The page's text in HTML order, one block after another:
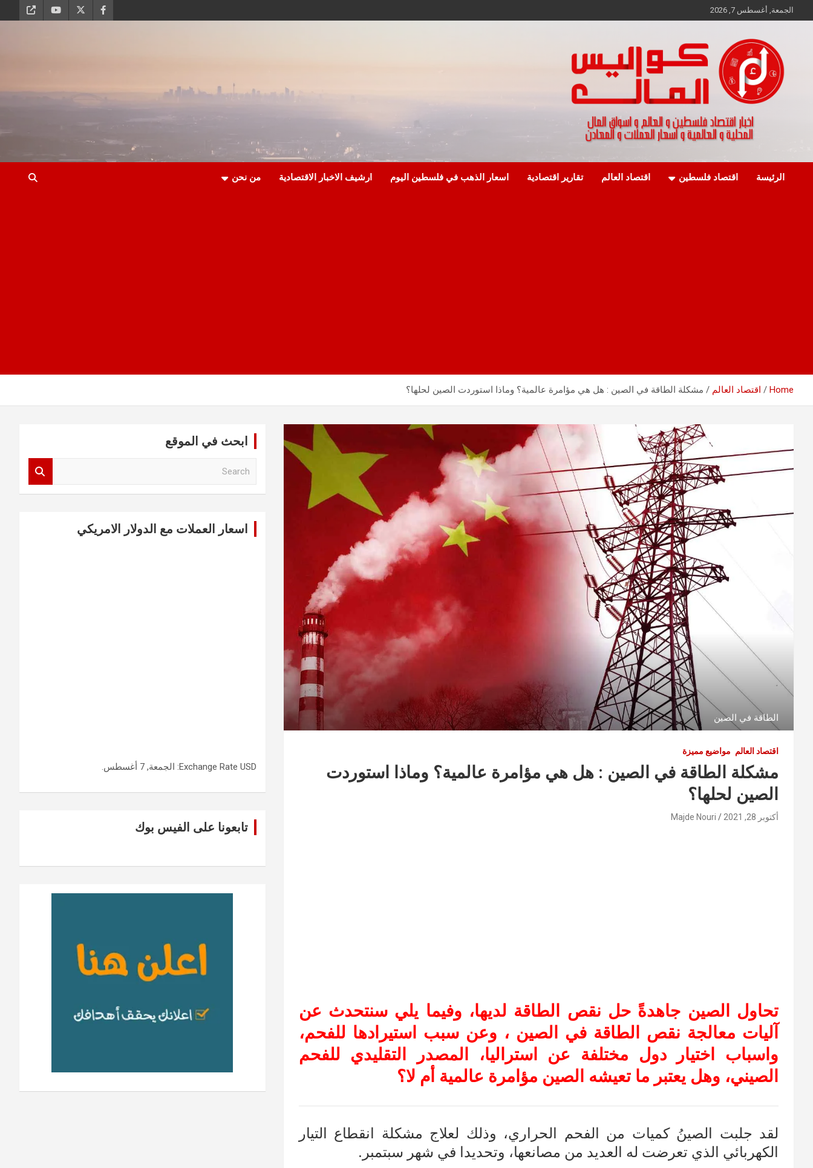
to
الجمعة, أغسطس 7, 2026
كواليس المال
الرئيسة اقتصاد فلسطين اقتصاد العالم تقارير اقتصادية اسعار الذهب في فلسطين اليوم ارشيف الاخبار الاقتصادية من نحن
Home اقتصاد العالم مشكلة الطاقة في الصين : هل هي مؤامرة عالمية؟ وماذا استوردت الصين لحلها؟
الطاقة في الصين
اقتصاد العالم مواضيع مميزة
مشكلة الطاقة في الصين : هل هي مؤامرة عالمية؟ وماذا استوردت
الصين لحلها؟
أكتوبر 28, 2021 Majde Nouri
تحاول الصين جاهدةً حل نقص الطاقة لديها، وفيما يلي سنتحدث عن
آليات معالجة نقص الطاقة في الصين ، وعن سبب استيرادها للفحم،
واسباب اختيار دول مختلفة عن استراليا، المصدر التقليدي للفحم
الصيني، وهل يعتبر ما تعيشه الصين مؤامرة عالمية أم لا؟
لقد جلبت الصينُ كميات من الفحم الحراري، وذلك لعلاج مشكلة انقطاع التيار
الكهربائي الذي تعرضت له العديد من مصانعها، وتحديدا في شهر سبتمبر.
ابحث في الموقع
اسعار العملات مع الدولار الامريكي
Exchange Rate USD : الجمعة, 7 أغسطس.
تابعونا على الفيس بوك